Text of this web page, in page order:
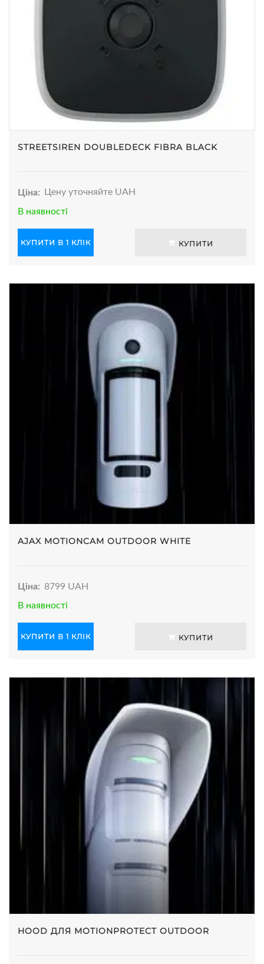
STREETSIREN DOUBLEDECK FIBRA BLACK
Ціна:
Цену уточняйте UAH
В наявності
КУПИТИ В 1 КЛІК КУПИТИ
AJAX MOTIONCAM OUTDOOR WHITE
Ціна: 8799 UAH
В наявності
КУПИТИ В 1 КЛІК КУПИТИ
HOOD ДЛЯ MOTIONPROTECT OUTDOOR